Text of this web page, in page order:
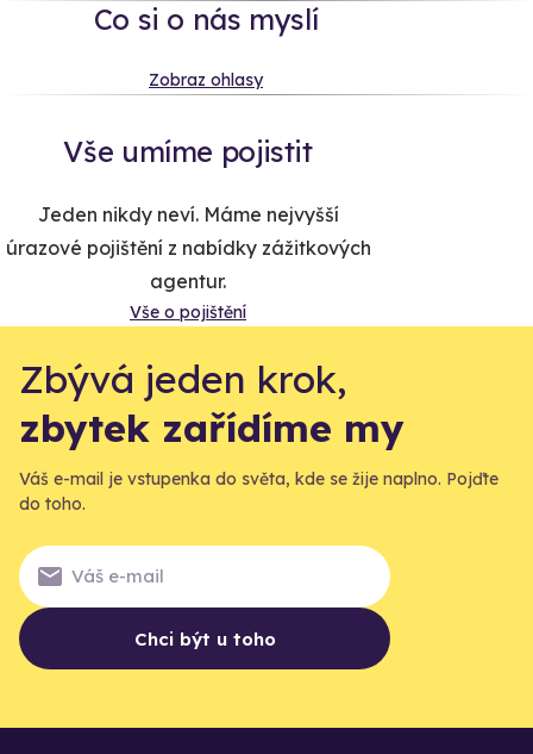
Co si o nás myslí
Zobraz ohlasy
Vše umíme pojistit
Jeden nikdy neví. Máme nejvyšší
úrazové pojištění z nabídky zážitkových
agentur.
Vše o pojištění
Zbývá jeden krok,
zbytek zařídíme my
Váš e-mail je vstupenka do světa, kde se žije naplno. Pojďte
do toho.
Chci být u toho